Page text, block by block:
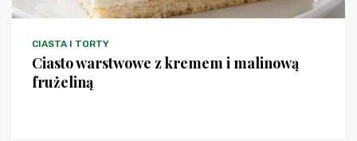
CIASTA I TORTY
Ciasto warstwowe z kremem i malinową
frużeliną